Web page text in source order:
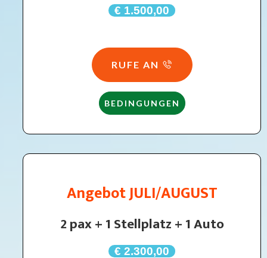
€ 1.500,00
RUFE AN
BEDINGUNGEN
Angebot JULI/AUGUST
2 pax + 1 Stellplatz + 1 Auto
€ 2.300,00